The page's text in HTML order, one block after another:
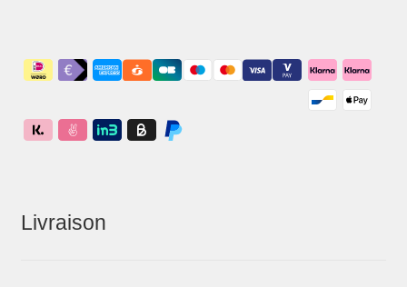
Livraison